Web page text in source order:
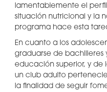
lamentablemente el
situación nutricional y la
programa hace esta
En cuanto a los
graduarse de bachilleres
educación superior, y
un club adulto
la finalidad de seguir